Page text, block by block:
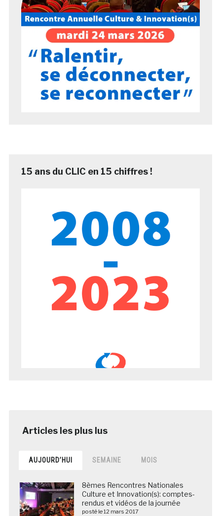
15 ans du CLIC en 15 chiffres !
AUJOURD’HUI SEMAINE MOIS
8èmes Rencontres Nationales
Culture et Innovation(s): comptes-
rendus et vidéos de la journée
posté le 12 mars 2017